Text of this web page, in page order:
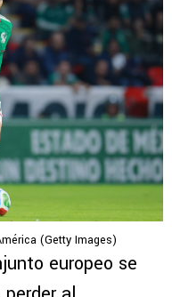
(Getty Images)
europeo se